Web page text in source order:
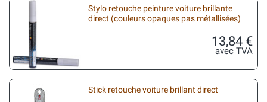
Stylo retouche peinture voiture brillante
direct (couleurs opaques pas métallisées)
13,84 €
avec TVA
Stick retouche voiture brillant direct